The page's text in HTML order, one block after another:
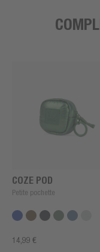
COZE POD
Petite pochette
14,99 €